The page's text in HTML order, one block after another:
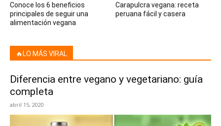
Conoce los 6 beneficios
principales de seguir una
alimentación vegana
Carapulcra vegana: receta
peruana fácil y casera
🔥LO MÁS VIRAL
Diferencia entre vegano y vegetariano: guía
completa
abril 15, 2020